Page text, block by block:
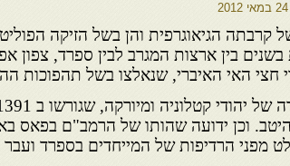
24 במאי 2012
קרבתה הגיאוגרפית והן בשל הזיקה
בין ארצות המגרב לבין ספרד, צפון
חצי האי האיברי, שנאלצו בשל תהפוכות
מפני הרדיפות של המייחדים בספרד